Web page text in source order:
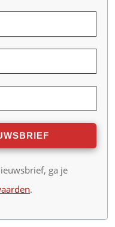
ga je
.